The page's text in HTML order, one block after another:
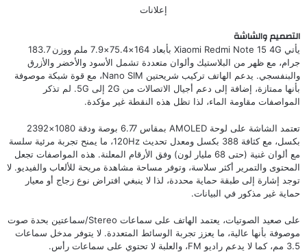
إعلانات
التصميم والشاشة
يأتي Xiaomi Redmi Note 15 4G بأبعاد 164×75.4×7.9 ملم ووزن 183.7
جرام، مع ظهر من البلاستيك وألوان متعددة تشمل الأسود والأخضر والأزرق
والبنفسجي. يدعم الهاتف تركيب شريحتين Nano SIM، مع قوة شبكة موصوفة
بأنها ممتازة، إضافة إلى دعم أجيال الاتصالات من 2G إلى 5G. لم تذكر
المواصفات مقاومة الماء، لذا تظل هذه النقطة غير مؤكدة.
تعتمد الشاشة على لوحة AMOLED بمقاس 6.77 بوصة ودقة 1080×2392
بكسل، مع كثافة 388 بكسل ومعدل تحديث 120Hz، ما يمنح تجربة مرئية سلسة
مع ألوان غنية (حتى 68 مليار لون) وفق الأرقام المعلنة. هذه المواصفات تجعل
المحتوى والتمرير أكثر سلاسة، وتوفر مساحة مشاهدة مريحة للألعاب والفيديو. لا
توجد إشارة إلى طبقة حماية محددة، لذا لا ينبغي افتراض نوع زجاج أو معيار
حماية غير مذكور في البيانات.
على صعيد الصوتيات، يعتمد الهاتف على سماعات Stereo/سماعتين بحدة صوت
موصوفة بأنها عالية، ما يعزز تجربة الوسائط المتعددة. لا يتوفر مدخل سماعات
3.5 مم، كما لا يدعم راديو FM، والعلبة لا تحتوي على سماعات رأس.